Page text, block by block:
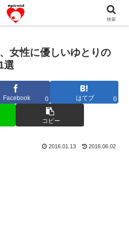
たのストーリーを変えていく！。
女性に優しいゆとりの
選
Facebook 0 はてブ 0
コピー
2016.01.13 2016.06.02
検索